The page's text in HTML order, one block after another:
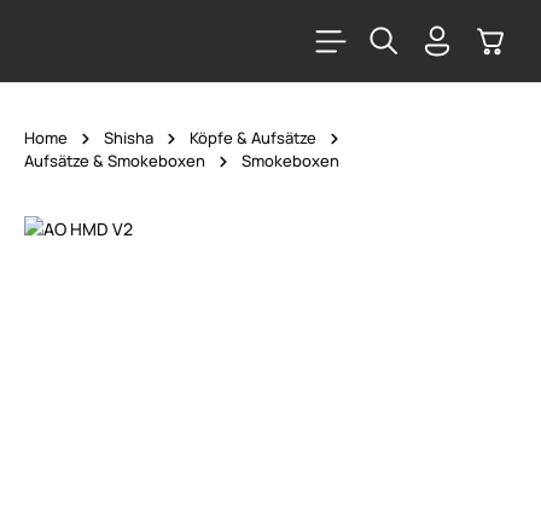
Home Shisha
Köpfe & Aufsätze
Aufsätze & Smokeboxen
Smokeboxen
Bildergalerie überspringen